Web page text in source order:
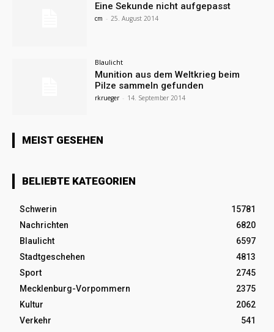
Eine Sekunde nicht aufgepasst
cm - 25. August 2014
Blaulicht
Munition aus dem Weltkrieg beim
Pilze sammeln gefunden
rkrueger - 14. September 2014
MEIST GESEHEN
BELIEBTE KATEGORIEN
Schwerin
15781
Nachrichten
6820
Blaulicht
6597
Stadtgeschehen
4813
Sport
2745
Mecklenburg-Vorpommern
2375
Kultur
2062
Verkehr
541